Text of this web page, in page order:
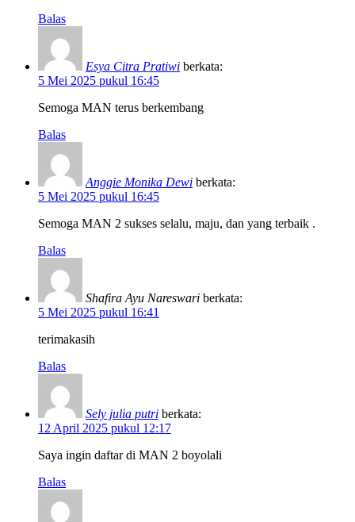
Balas
Esya Citra Pratiwi berkata:
5 Mei 2025 pukul 16:45
Semoga MAN terus berkembang
Balas
Anggie Monika Dewi berkata:
5 Mei 2025 pukul 16:45
Semoga MAN 2 sukses selalu, maju, dan yang terbaik .
Balas
Shafira Ayu Nareswari berkata:
5 Mei 2025 pukul 16:41
terimakasih
Balas
Sely julia putri berkata:
12 April 2025 pukul 12:17
Saya ingin daftar di MAN 2 boyolali
Balas